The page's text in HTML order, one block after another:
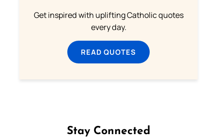
Get inspired with uplifting Catholic quotes
every day.
READ QUOTES
Stay Connected